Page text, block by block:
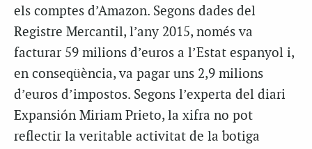
els comptes d’Amazon. Segons dades del
Registre Mercantil, l’any 2015, només va
facturar 59 milions d’euros a l’Estat espanyol i,
en conseqüència, va pagar uns 2,9 milions
d’euros d’impostos. Segons l’experta del diari
Expansión Miriam Prieto, la xifra no pot
reflectir la veritable activitat de la botiga